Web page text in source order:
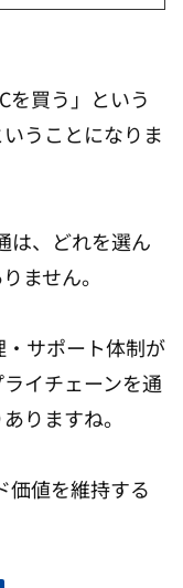
を買う」という
うことになりま
は、どれを選ん
ません。
サポート体制が
イチェーンを通
りますね。
価値を維持する